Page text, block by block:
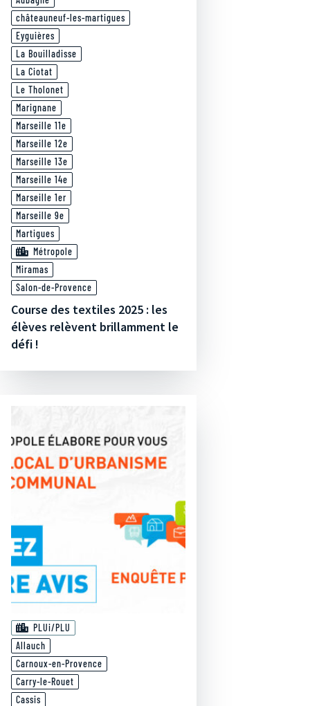
châteauneuf-les-martigues
Eyguières
La Bouilladisse
La Ciotat
Le Tholonet
Marignane
Marseille 11e
Marseille 12e
Marseille 13e
Marseille 14e
Marseille 1er
Marseille 9e
Martigues
Métropole
Miramas
Salon-de-Provence
Course des textiles 2025 : les
élèves relèvent brillamment le
défi !
PLUi/PLU
Allauch
Carnoux-en-Provence
Carry-le-Rouet
Cassis